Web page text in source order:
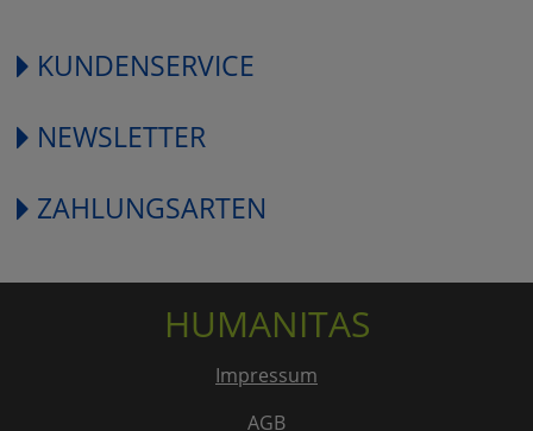
KUNDENSERVICE
NEWSLETTER
ZAHLUNGSARTEN
HUMANITAS
Impressum
AGB